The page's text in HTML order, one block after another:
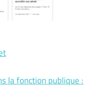
la fonction publique :